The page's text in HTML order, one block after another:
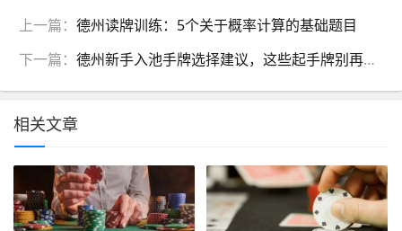
上一篇： 德州读牌训练：5个关于概率计算的基础题目
下一篇： 德州新手入池手牌选择建议，这些起手牌别再玩了
相关文章